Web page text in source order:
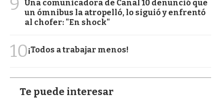
Una comunicadora de Canal 10 denunció que
un ómnibus la atropelló, lo siguió y enfrentó
al chofer: "En shock"
10¡Todos a trabajar menos!
Te puede interesar